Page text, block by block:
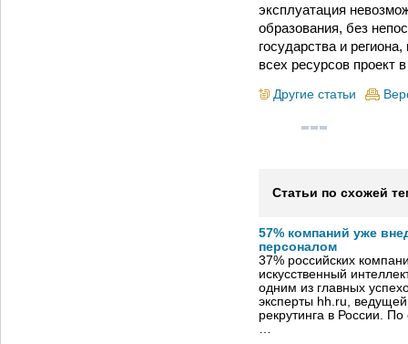
эксплуатация
образования, без
государства и
всех ресурсов проект
Другие статьи
Статьи по схожей
57% компаний уже
персоналом
37% российских
искусственный
одним из главных
эксперты hh.ru,
рекрутинга в России.
…